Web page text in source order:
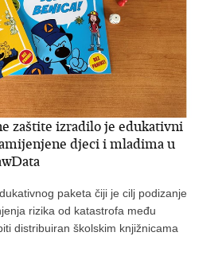
zaštite izradilo je edukativni
djeci i mladima u
paketa čiji je cilj podizanje
rizika od katastrofa među
distribuiran školskim knjižnicama